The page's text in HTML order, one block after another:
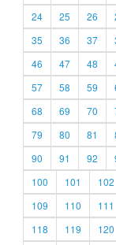
24
25 26
35
36 37
46
47 48
57
58 59
68
69 70
79
80 81
90
91 92
100
101 102
109
110 111
118
119 120